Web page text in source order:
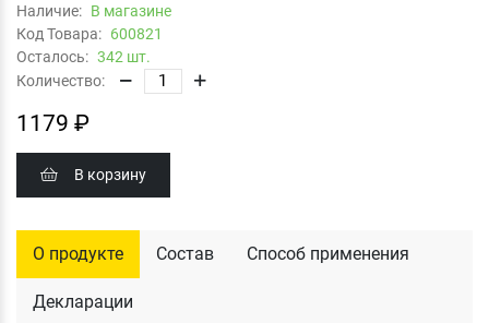
Наличие: В магазине
Код Товара: 600821
Осталось: 342 шт.
Количество:
1179 ₽
В корзину
О продукте Состав Способ применения
Декларации